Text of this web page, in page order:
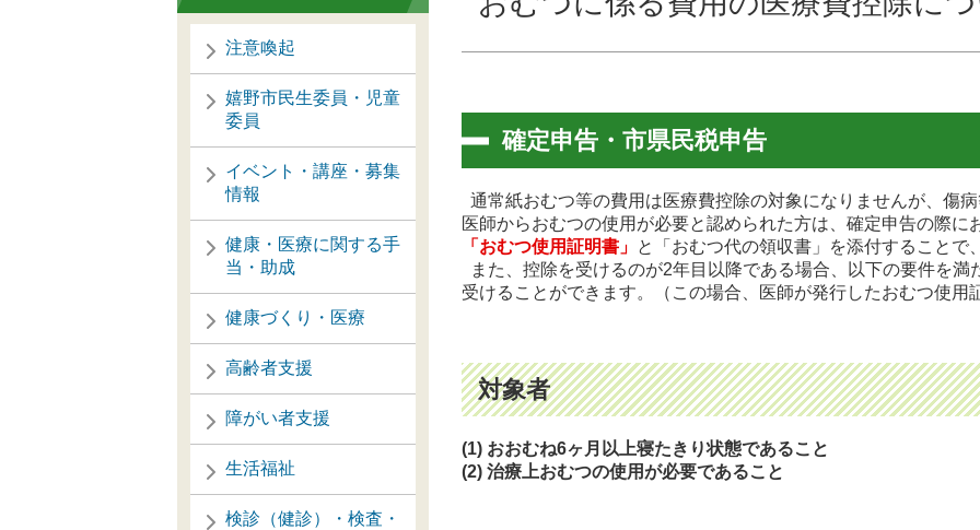
注意喚起
嬉野市民生委員・児童
委員
イベント・講座・募集
情報
健康・医療に関する手
当・助成
健康づくり・医療
高齢者支援
障がい者支援
生活福祉
検診（健診）・検査・
確定申告・市県民税申告
通常紙おむつ等の費用は医療費控除の対象になりませんが、傷
医師からおむつの使用が必要と認められた方は、確定申告の際に
「おむつ使用証明書」 と「おむつ代の領収書」を添付すること
また、控除を受けるのが2年目以降である場合、以下の要件を満
受けることができます。（この場合、医師が発行したおむつ使用
対象者
(1) おおむね6ヶ月以上寝たきり状態であること
(2) 治療上おむつの使用が必要であること